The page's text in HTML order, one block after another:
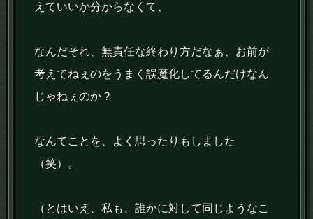
えていいか分からなくて、
なんだそれ、無責任な終わり方だなぁ、お前が
考えてねぇのをうまく誤魔化してるんだけなん
じゃねぇのか？
なんてことを、よく思ったりもしました
（笑）。
（とはいえ、私も、誰かに対して同じようなこ